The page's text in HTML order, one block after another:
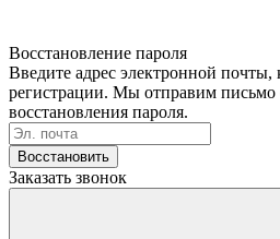
Восстановление пароля
Введите адрес электронной
регистрации. Мы отправим
восстановления пароля.
Восстановить
Заказать звонок